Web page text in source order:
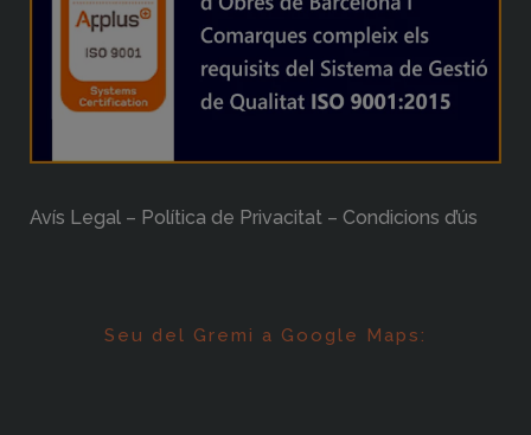
Avís Legal – Política de Privacitat – Condicions d’ús
Seu del Gremi a Google Maps: